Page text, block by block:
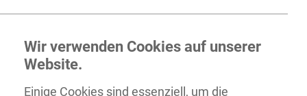
Wir verwenden Cookies auf unserer
Website.
Einige Cookies sind essenziell, um die